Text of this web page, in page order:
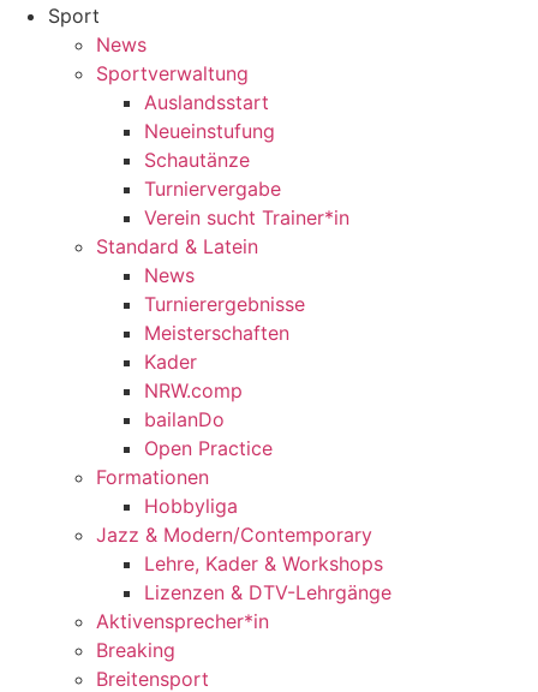
Sport
News
Sportverwaltung
Auslandsstart
Neueinstufung
Schautänze
Turniervergabe
Verein sucht Trainer*in
Standard & Latein
News
Turnierergebnisse
Meisterschaften
Kader
NRW.comp
bailanDo
Open Practice
Formationen
Hobbyliga
Jazz & Modern/Contemporary
Lehre, Kader & Workshops
Lizenzen & DTV-Lehrgänge
Aktivensprecher*in
Breaking
Breitensport